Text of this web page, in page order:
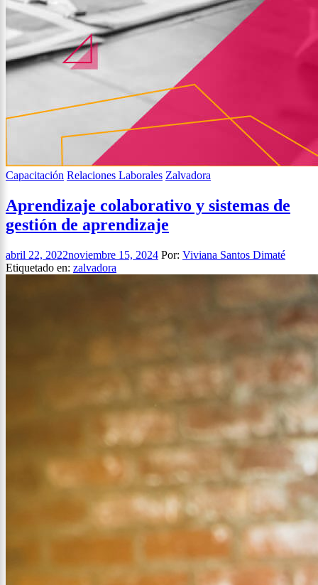
Capacitación Relaciones Laborales Zalvadora
Aprendizaje colaborativo y sistemas de
gestión de aprendizaje
abril 22, 2022noviembre 15, 2024 Por: Viviana Santos Dimaté
Etiquetado en: zalvadora